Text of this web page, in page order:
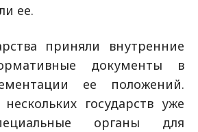
ее.
приняли внутренние
документы в
ее положений.
нескольких государств уже
органы для